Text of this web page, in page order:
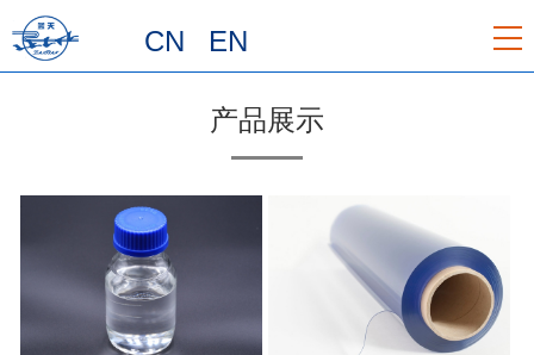
CN EN
产品展示